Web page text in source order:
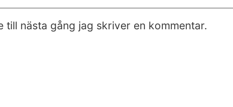
nästa gång jag skriver en kommentar.